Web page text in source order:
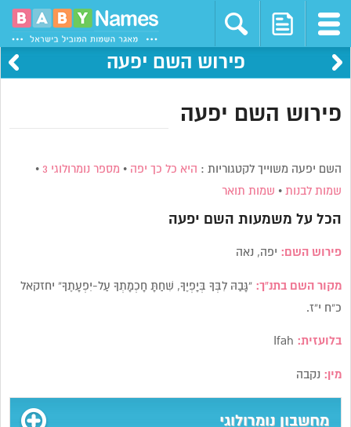
פירוש השם יפעה
פירוש השם יפעה
השם יפעה משוייך לקטגוריות : היא כל כך יפה • מספר נומרולוגי 3 •
שמות לבנות • שמות תואר
הכל על משמעות השם יפעה
פירוש השם: יפה, נאה
מקור השם בתנ”ך: “גָּבַהּ לִבְּךָ בְּיָפְיֶךָ, שִׁחַתָּ חָכְמָתְךָ עַל-יִפְעָתֶךָ” יחזקאל
כ”ח י”ז.
בלועזית:
מין: נקבה
מחשבון נומרולוגי